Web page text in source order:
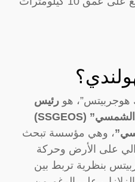
هوجربيتس”، هو رئيس
“هيئة استبيان هندسة النظام الشمسي” (SSGEOS)
، وهي مؤسسة تبحث
على الأرض وحركة
بنظرية تربط بين